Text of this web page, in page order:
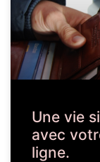
Une vie
avec
ligne.